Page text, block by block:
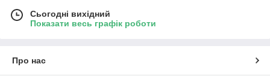
Сьогодні вихідний
Показати весь графік роботи
Про нас